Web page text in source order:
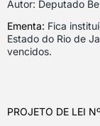
Autor: Deputado
Ementa: Fica
Estado do Rio de
vencidos.
PROJETO DE LEI